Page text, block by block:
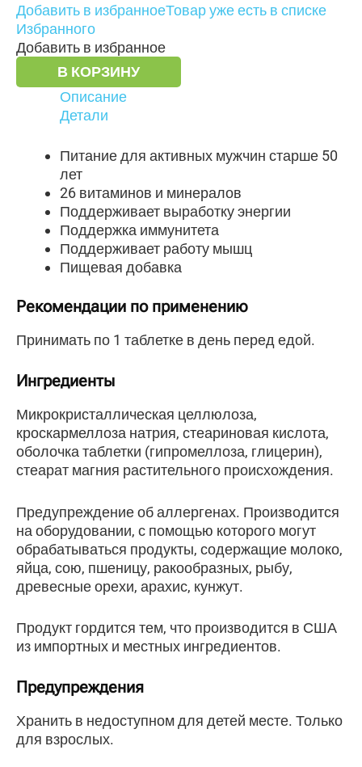
Добавить в избранноеТовар уже есть в списке
Избранного
Добавить в избранное
В КОРЗИНУ
Описание
Детали
Питание для активных мужчин старше 50
лет
26 витаминов и минералов
Поддерживает выработку энергии
Поддержка иммунитета
Поддерживает работу мышц
Пищевая добавка
Рекомендации по применению
Принимать по 1 таблетке в день перед едой.
Ингредиенты
Микрокристаллическая целлюлоза,
кроскармеллоза натрия, стеариновая кислота,
оболочка таблетки (гипромеллоза, глицерин),
стеарат магния растительного происхождения.
Предупреждение об аллергенах. Производится
на оборудовании, с помощью которого могут
обрабатываться продукты, содержащие молоко,
яйца, сою, пшеницу, ракообразных, рыбу,
древесные орехи, арахис, кунжут.
Продукт гордится тем, что производится в США
из импортных и местных ингредиентов.
Предупреждения
Хранить в недоступном для детей месте. Только
для взрослых.